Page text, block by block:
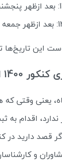
این تاریخ‌ها
کسب کنیم؟
برگزاری کنکور
قصد دارید در
و